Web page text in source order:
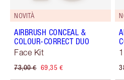
NOVITÀ
AIRBRUSH CONCEAL &
COLOUR-CORRECT DUO
Face Kit
73,00 € 69,35 €